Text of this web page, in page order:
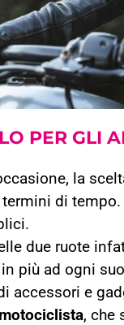
PER GLI
la
di
due ruote
più ad ogni
accessori e
, che